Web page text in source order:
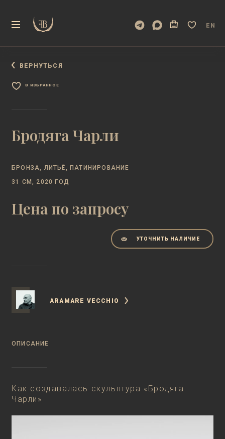
EN
ВЕРНУТЬСЯ
В ИЗБРАННОЕ
Бродяга Чарли
БРОНЗА, ЛИТЬЁ, ПАТИНИРОВАНИЕ
31 СМ, 2020 ГОД
Цена по запросу
УТОЧНИТЬ НАЛИЧИЕ
ARAMARE VECCHIO
ОПИСАНИЕ
Как создавалась скульптура «Бродяга
Чарли»